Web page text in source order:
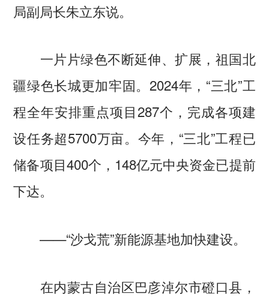
局副局长朱立东说。
一片片绿色不断延伸、扩展，祖国北
疆绿色长城更加牢固。2024年，“三北”工
程全年安排重点项目287个，完成各项建
设任务超5700万亩。今年，“三北”工程已
储备项目400个，148亿元中央资金已提前
下达。
——“沙戈荒”新能源基地加快建设。
在内蒙古自治区巴彦淖尔市磴口县，